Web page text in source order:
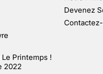
10 jan 2022
Printemps !
2022
Devenez